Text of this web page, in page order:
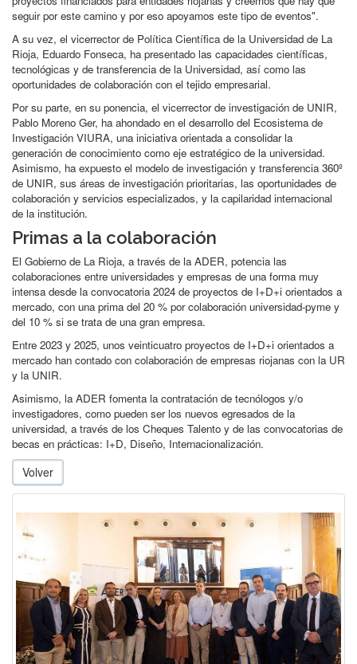
seguir por este camino y por eso apoyamos este tipo de eventos".
A su vez, el vicerrector de Política Científica de la Universidad de La
Rioja, Eduardo Fonseca, ha presentado las capacidades científicas,
tecnológicas y de transferencia de la Universidad, así como las
oportunidades de colaboración con el tejido empresarial.
Por su parte, en su ponencia, el vicerrector de investigación de UNIR,
Pablo Moreno Ger, ha ahondado en el desarrollo del Ecosistema de
Investigación VIURA, una iniciativa orientada a consolidar la
generación de conocimiento como eje estratégico de la universidad.
Asimismo, ha expuesto el modelo de investigación y transferencia 360º
de UNIR, sus áreas de investigación prioritarias, las oportunidades de
colaboración y servicios especializados, y la capilaridad internacional
de la institución.
Primas a la colaboración
El Gobierno de La Rioja, a través de la ADER, potencia las
colaboraciones entre universidades y empresas de una forma muy
intensa desde la convocatoria 2024 de proyectos de I+D+i orientados a
mercado, con una prima del 20 % por colaboración universidad-pyme y
del 10 % si se trata de una gran empresa.
Entre 2023 y 2025, unos veinticuatro proyectos de I+D+i orientados a
mercado han contado con colaboración de empresas riojanas con la UR
y la UNIR.
Asimismo, la ADER fomenta la contratación de tecnólogos y/o
investigadores, como pueden ser los nuevos egresados de la
universidad, a través de los Cheques Talento y de las convocatorias de
becas en prácticas: I+D, Diseño, Internacionalización.
Volver